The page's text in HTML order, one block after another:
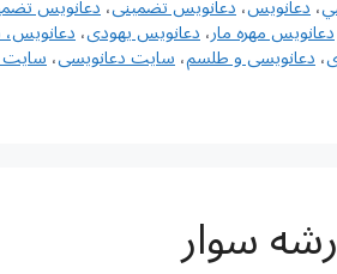
،دعانویس،دعانویس تضمینی،دعانویس
دعانویس مهره مار،دعانویس یهودی،
،دعانویسی و طلسم،سایت دعانویسی،سایت
سوار